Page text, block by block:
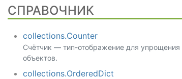
СПРАВОЧНИК
collections.Counter
Счётчик — тип-отображение для упрощения
объектов.
collections.OrderedDict